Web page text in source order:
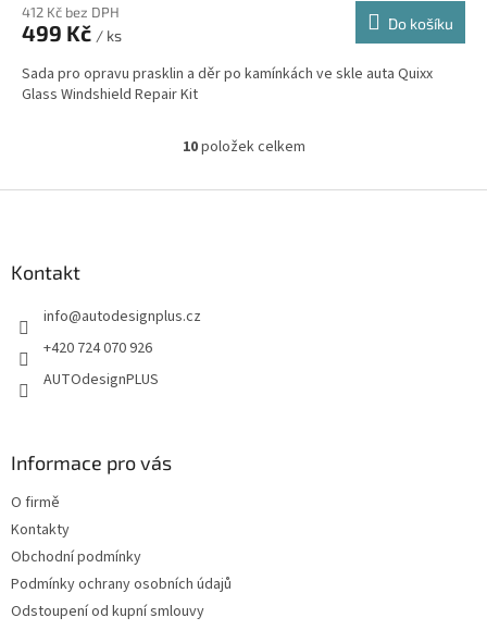
412 Kč bez DPH
499 Kč / ks
Do košíku
Sada pro opravu prasklin a děr po kamínkách ve skle auta Quixx
Glass Windshield Repair Kit
O
l
10položek celkem
Kontakt
info@autodesignplus.cz
+420 724 070 926
AUTOdesignPLUS
Informace pro vás
O firmě
Kontakty
Obchodní podmínky
Podmínky ochrany osobních údajů
Odstoupení od kupní smlouvy